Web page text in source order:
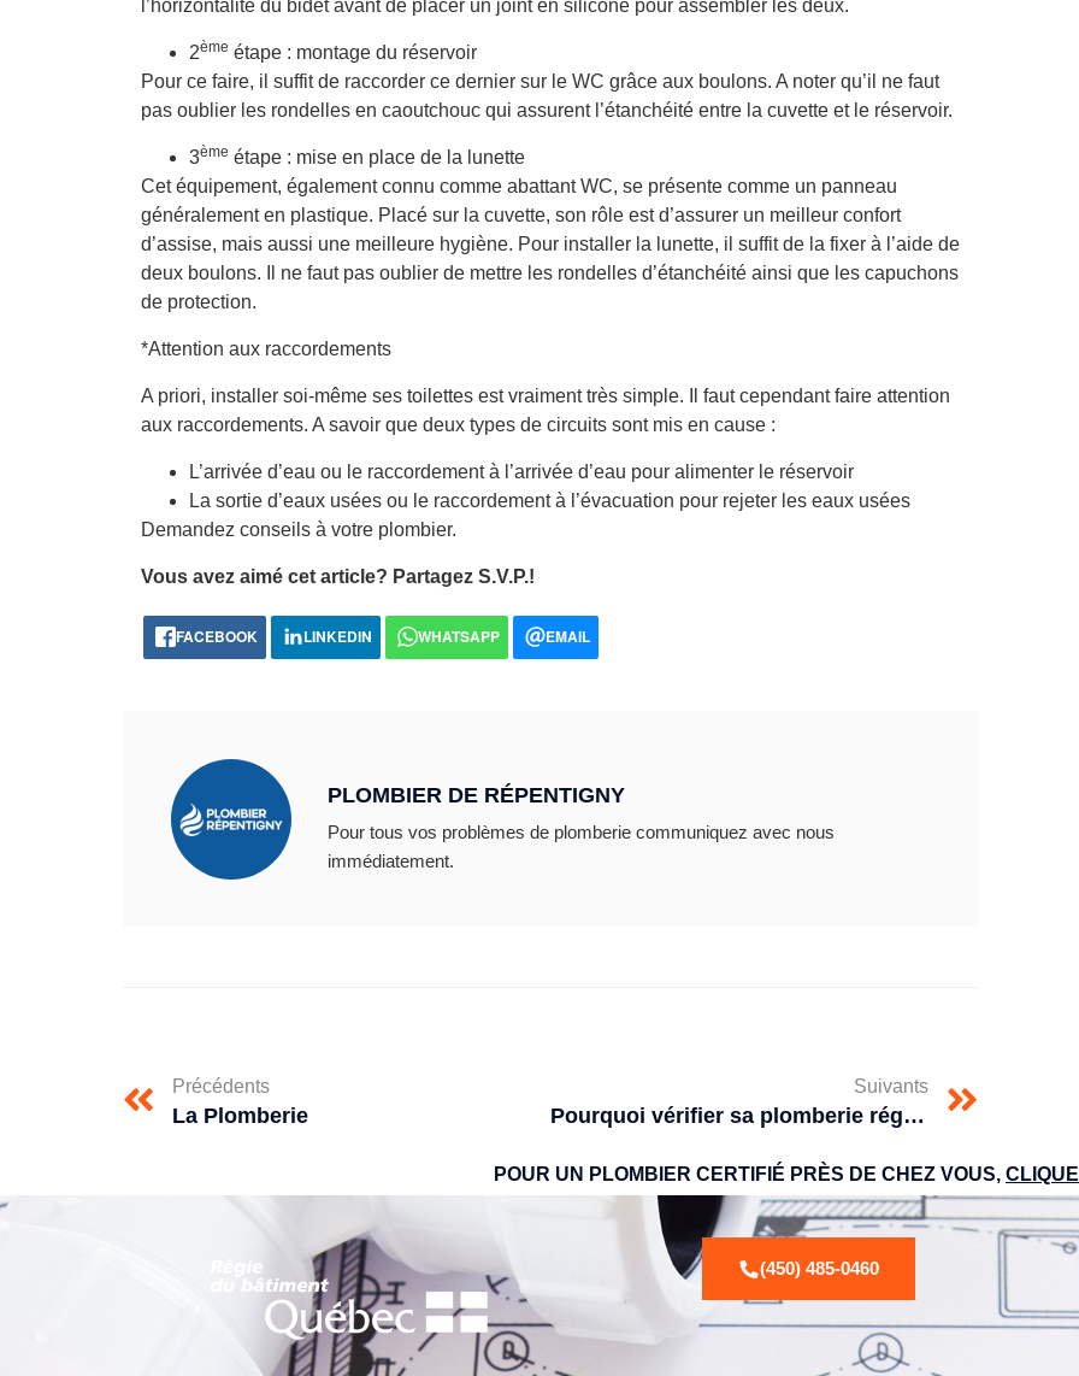
l’horizontalité du bidet avant de placer un joint en silicone pour assembler les deux.
2ème étape : montage du réservoir
Pour ce faire, il suffit de raccorder ce dernier sur le WC grâce aux boulons. A noter qu’il ne faut
pas oublier les rondelles en caoutchouc qui assurent l’étanchéité entre la cuvette et le réservoir.
3ème étape : mise en place de la lunette
Cet équipement, également connu comme abattant WC, se présente comme un panneau
généralement en plastique. Placé sur la cuvette, son rôle est d’assurer un meilleur confort
d’assise, mais aussi une meilleure hygiène. Pour installer la lunette, il suffit de la fixer à l’aide de
deux boulons. Il ne faut pas oublier de mettre les rondelles d’étanchéité ainsi que les capuchons
de protection.
*Attention aux raccordements
A priori, installer soi-même ses toilettes est vraiment très simple. Il faut cependant faire attention
aux raccordements. A savoir que deux types de circuits sont mis en cause :
L’arrivée d’eau ou le raccordement à l’arrivée d’eau pour alimenter le réservoir
La sortie d’eaux usées ou le raccordement à l’évacuation pour rejeter les eaux usées
Demandez conseils à votre plombier.
Vous avez aimé cet article? Partagez S.V.P.!
FACEBOOK LINKEDIN WHATSAPP EMAIL
PLOMBIER DE RÉPENTIGNY
Pour tous vos problèmes de plomberie communiquez avec nous
immédiatement.
Précédents
La Plomberie
Suivants
Pourquoi vérifier sa plomberie régulièrement?
POUR UN PLOMBIER CERTIFIÉ PRÈS DE CHEZ VOUS,
(450) 485-0460